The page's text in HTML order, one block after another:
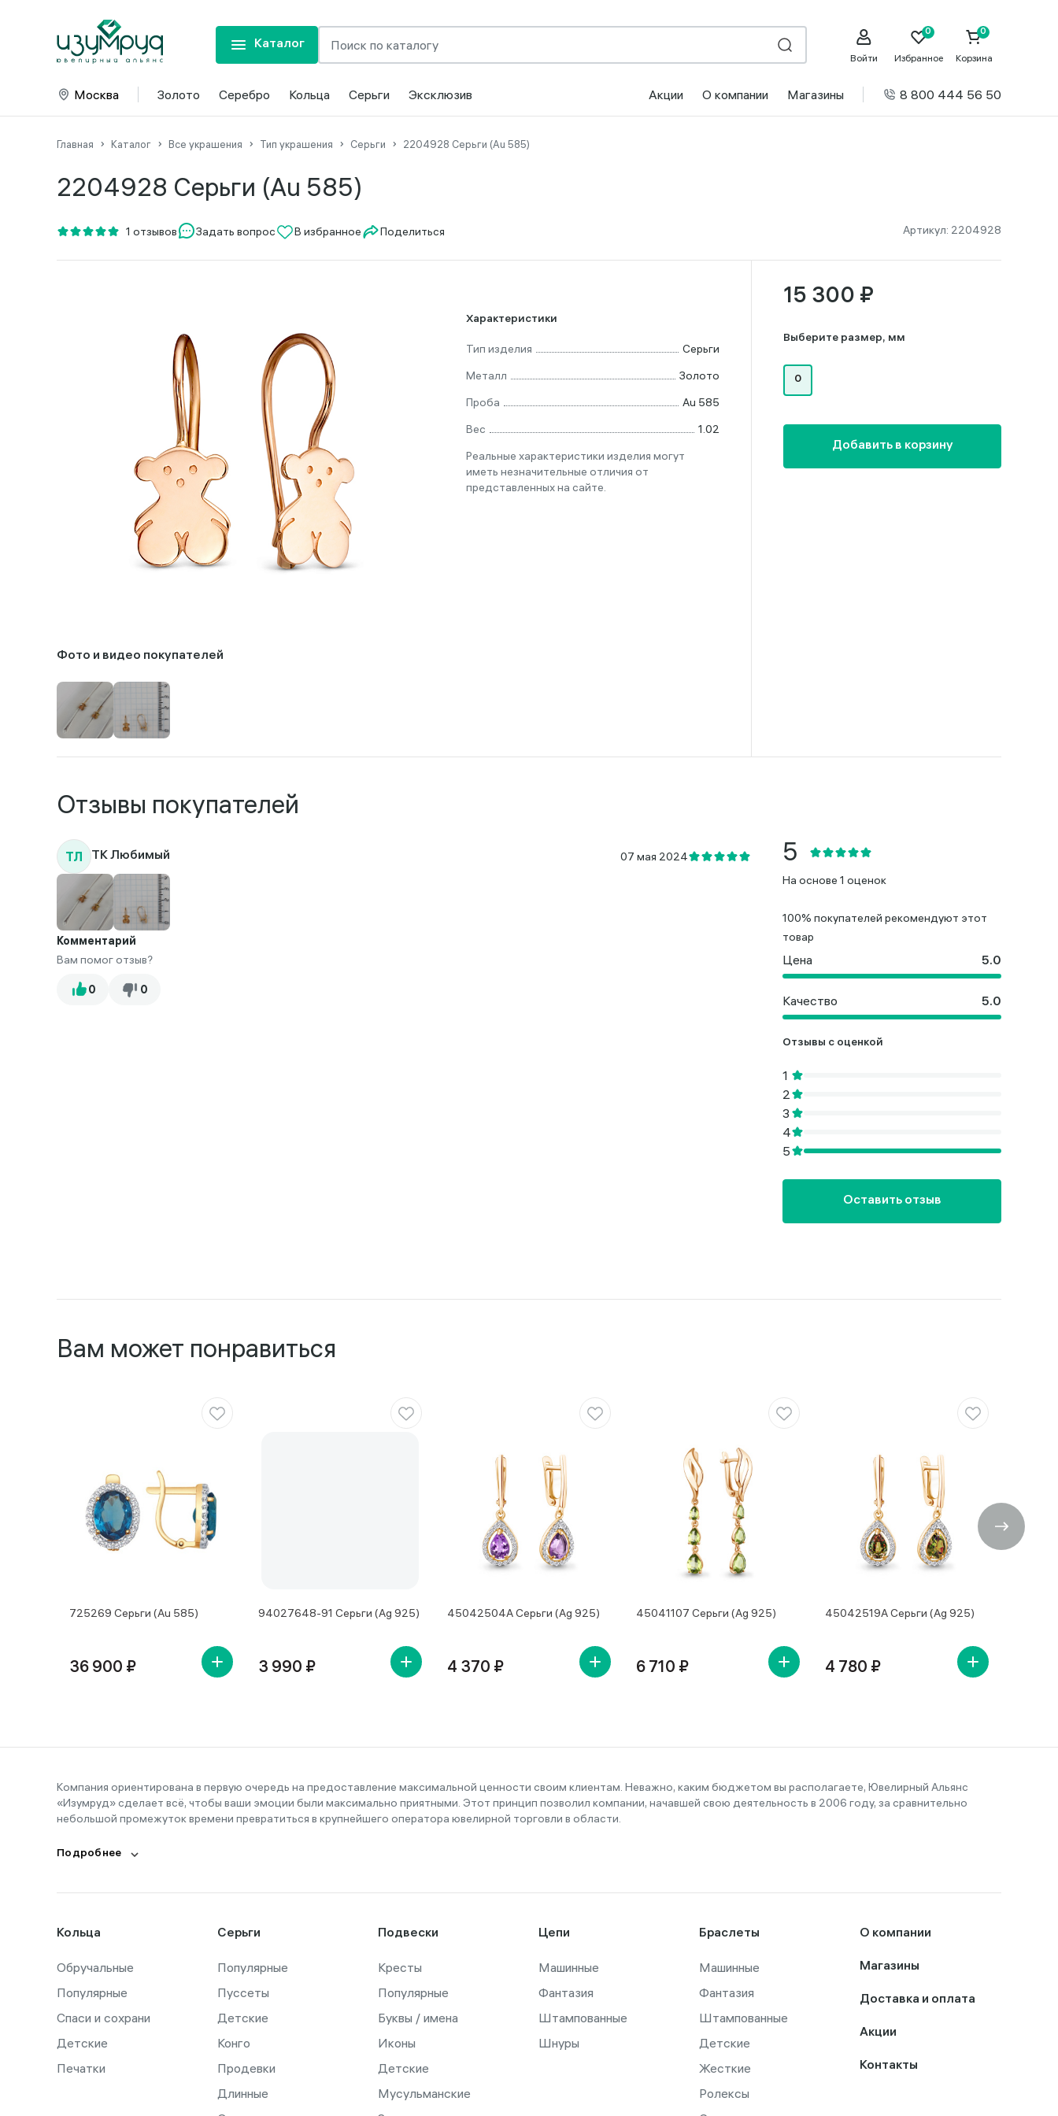
Каталог
Войти Избранное Корзина
Москва Золото Серебро Кольца Серьги Эксклюзив Акции О компании Магазины 8 800 444 56 50
Главная Каталог Все украшения Тип украшения Серьги 2204928 Серьги (Au 585)
2204928 Серьги (Au 585)
Задать вопрос Поделиться Артикул: 2204928
Фото и видео покупателей
Характеристики
Тип изделия
Серьги
Металл
Золото
Проба
Au 585
Вес
1.02
Реальные характеристики изделия могут
иметь незначительные отличия от
представленных на сайте.
15 300 ₽
Выберите размер, мм
0
Добавить в корзину
Отзывы покупателей
ТЛ ТК Любимый 07 мая 2024
Комментарий
Вам помог отзыв?
На основе 1 оценок
100% покупателей рекомендуют этот
товар
Цена
Качество
Отзывы с оценкой
Оставить отзыв
Вам может понравиться
725269 Серьги (Au 585)
36 900 ₽
94027648-91 Серьги (Ag 925)
3 990 ₽
45042504А Серьги (Ag 925)
4 370 ₽
45041107 Серьги (Ag 925)
6 710 ₽
45042519А Серьги (Ag 925)
4 780 ₽
Компания ориентирована в первую очередь на предоставление максимальной ценности своим клиентам. Неважно, каким бюджетом вы располагаете, Ювелирный Альянс
«Изумруд» сделает всё, чтобы ваши эмоции были максимально приятными. Этот принцип позволил компании, начавшей свою деятельность в 2006 году, за сравнительно
небольшой промежуток времени превратиться в крупнейшего оператора ювелирной торговли в области.
Подробнее
Кольца
Обручальные
Популярные
Спаси и сохрани
Детские
Печатки
Серьги
Популярные
Пуссеты
Детские
Конго
Продевки
Длинные
Подвески
Кресты
Популярные
Буквы / имена
Иконы
Детские
Мусульманские
Цепи
Машинные
Фантазия
Штампованные
Шнуры
Браслеты
Машинные
Фантазия
Штампованные
Детские
Жесткие
Ролексы
О компании
Магазины
Доставка и оплата
Акции
Контакты